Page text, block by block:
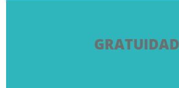
GRATUIDAD